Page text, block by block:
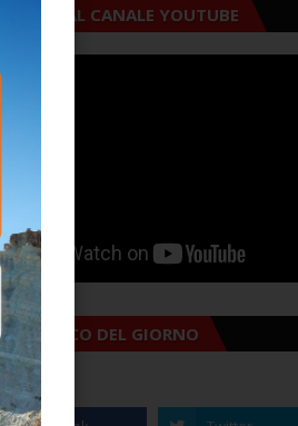
AL CANALE YOUTUBE
DEL GIORNO